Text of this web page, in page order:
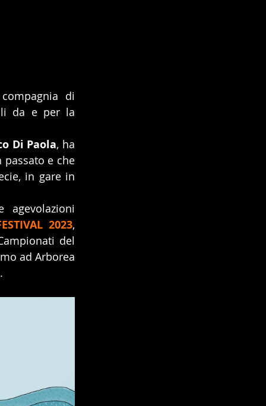
di
da e per la
Di Paola, ha
e che
in gare in
2023,
del
ad Arborea
.